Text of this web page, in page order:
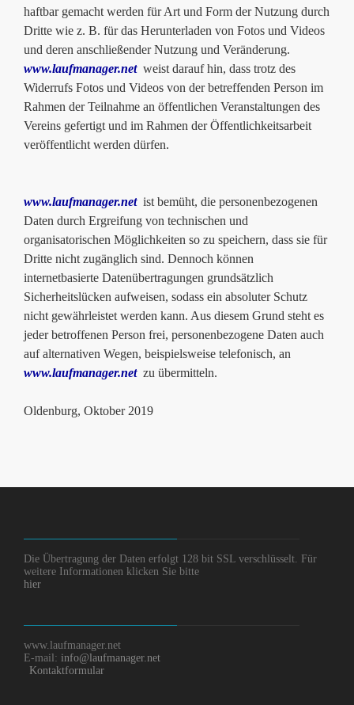
haftbar gemacht werden für Art und Form der Nutzung durch
Dritte wie z. B. für das Herunterladen von Fotos und Videos
und deren anschließender Nutzung und Veränderung.
www.laufmanager.netweist darauf hin, dass trotz des
Widerrufs Fotos und Videos von der betreffenden Person im
Rahmen der Teilnahme an öffentlichen Veranstaltungen des
Vereins gefertigt und im Rahmen der Öffentlichkeitsarbeit
veröffentlicht werden dürfen.
www.laufmanager.netist bemüht, die personenbezogenen
Daten durch Ergreifung von technischen und
organisatorischen Möglichkeiten so zu speichern, dass sie für
Dritte nicht zugänglich sind. Dennoch können
internetbasierte Datenübertragungen grundsätzlich
Sicherheitslücken aufweisen, sodass ein absoluter Schutz
nicht gewährleistet werden kann. Aus diesem Grund steht es
jeder betroffenen Person frei, personenbezogene Daten auch
auf alternativen Wegen, beispielsweise telefonisch, an
www.laufmanager.netzu übermitteln.
Oldenburg, Oktober 2019
Die Übertragung der Daten erfolgt 128 bit SSL verschlüsselt. Für
weitere Informationen klicken Sie bitte
hier
www.laufmanager.net
E-mail: info@laufmanager.net
Kontaktformular